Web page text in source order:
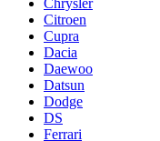
Citroen
Cupra
Dacia
Daewoo
Datsun
Dodge
DS
Ferrari